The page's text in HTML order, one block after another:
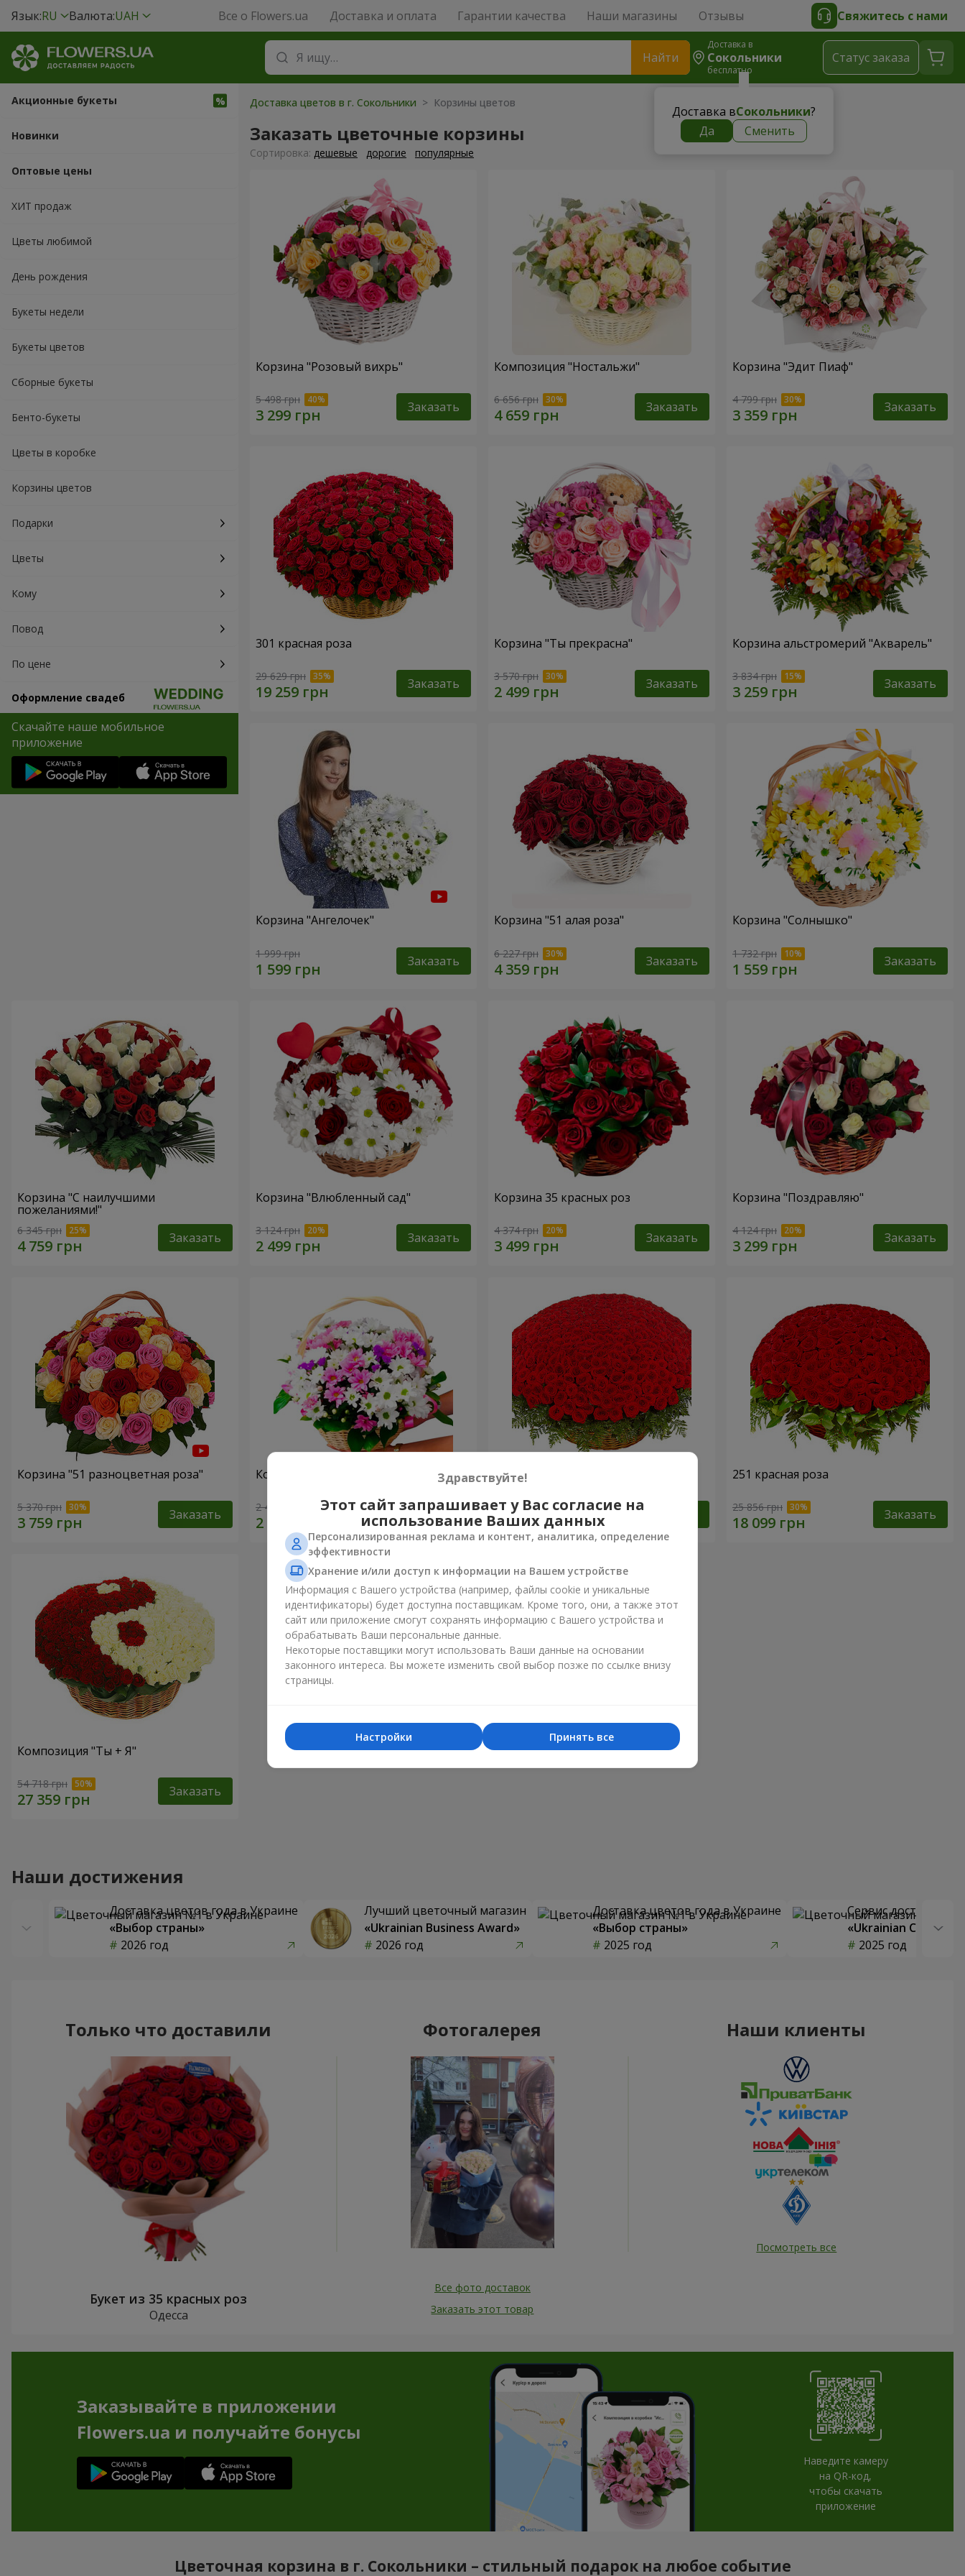
Язык:RU Валюта:UAH Все о Flowers.ua Доставка и оплата Гарантии качества Наши магазины Отзывы Свяжитесь с нами
Найти
Доставка в
Сокольники
бесплатно
Доставка вСокольники?
Да
Сменить
Cтатус заказа
Акционные букеты
Новинки
Оптовые цены
ХИТ продаж
Цветы любимой
День рождения
Букеты недели
Букеты цветов
Сборные букеты
Бенто-букеты
Цветы в коробке
Корзины цветов
Подарки
Цветы
Кому
Повод
По цене
Оформление свадеб
Скачайте наше мобильное
приложение
Доставка цветов в г. Сокольники > Корзины цветов
Заказать цветочные корзины
Cортировка: дешевые дорогие популярные
Корзина "Розовый вихрь"
5 498 грн Заказать
Композиция "Ностальжи"
6 656 грн Заказать
Корзина "Эдит Пиаф"
4 799 грн Заказать
301 красная роза
29 629 грн Заказать
Корзина "Ты прекрасна"
3 570 грн Заказать
Корзина альстромерий "Акварель"
3 834 грн Заказать
Корзина "Ангелочек"
1 999 грн Заказать
Корзина "51 алая роза"
6 227 грн Заказать
Корзина "Солнышко"
1 732 грн Заказать
Корзина "С наилучшими
пожеланиями!"
6 345 грн Заказать
Корзина "Влюбленный сад"
3 124 грн Заказать
Корзина 35 красных роз
4 374 грн Заказать
Корзина "Поздравляю"
4 124 грн Заказать
Корзина "51 разноцветная роза"
5 370 грн Заказать
Корзина хризантем "Яркая поляна"
2 469 грн Заказать
501 красная роза
58 907 грн
251 красная роза
25 856 грн Заказать
Композиция "Ты + Я"
54 718 грн Заказать
Наши достижения
Доставка цветов года в Украине
«Выбор страны»
2026 год
Лучший цветочный магазин
«Ukrainian Business Award»
2026 год
Доставка цветов года в Украине
«Выбор страны»
2025 год
Сервис доставки
«Ukrainian Choice»
2025 год
Только что доставили
Букет из 35 красных роз
Одесса
Фотогалерея
Все фото доставок
Заказать этот товар
Наши клиенты
Посмотреть все
Заказывайте в приложении
Flowers.ua и получайте бонусы
Наведите камеру
на QR-код,
чтобы скачать
приложение
Цветочная корзина в г. Сокольники – стильный подарок на любое событие
Здравствуйте!
Этот сайт запрашивает у Вас согласие на
использование Ваших данных
Персонализированная реклама и контент, аналитика, определение
эффективности
Хранение и/или доступ к информации на Вашем устройстве
Информация с Вашего устройства (например, файлы cookie и уникальные
идентификаторы) будет доступна поставщикам. Кроме того, они, а также этот
сайт или приложение смогут сохранять информацию с Вашего устройства и
обрабатывать Ваши персональные данные.
Некоторые поставщики могут использовать Ваши данные на основании
законного интереса. Вы можете изменить свой выбор позже по ссылке внизу
страницы.
Принять все
Настройки